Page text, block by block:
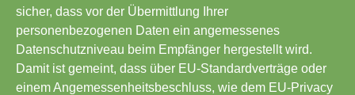
sicher, dass vor der Übermittlung Ihrer
personenbezogenen Daten ein angemessenes
Datenschutzniveau beim Empfänger hergestellt wird.
Damit ist gemeint, dass über EU-Standardverträge oder
einem Angemessenheitsbeschluss, wie dem EU-Privacy